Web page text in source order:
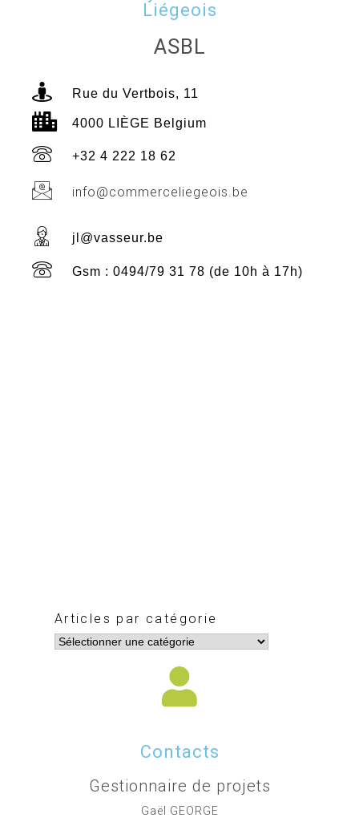
Liégeois
ASBL
Rue du Vertbois, 11
4000 LIÈGE Belgium
+32 4 222 18 62
info@commerceliegeois.be
jl@vasseur.be
Gsm : 0494/79 31 78 (de 10h à 17h)
Articles par catégorie
Contacts
Gestionnaire de projets
Gaël GEORGE